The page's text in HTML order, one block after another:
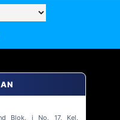
Blok. i No. 17, Kel.